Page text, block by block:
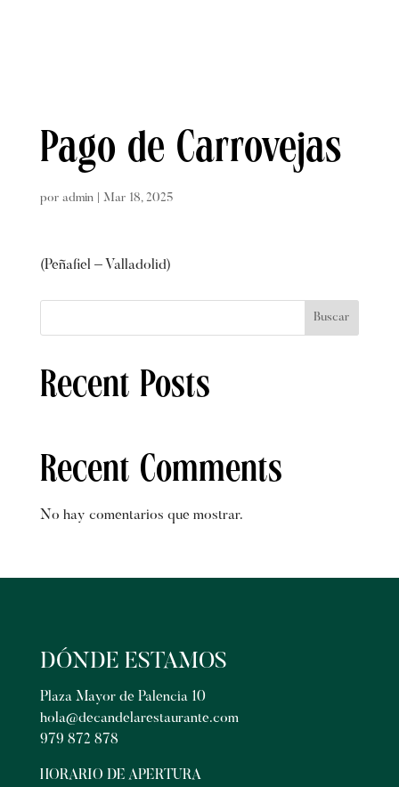
Pago de Carrovejas
por admin| Mar 18, 2025
(Peñafiel – Valladolid)
Buscar
Recent Posts
Recent Comments
No hay comentarios que mostrar.
DÓNDE ESTAMOS
Plaza Mayor de Palencia 10
hola@decandelarestaurante.com
979 872 878
HORARIO DE APERTURA